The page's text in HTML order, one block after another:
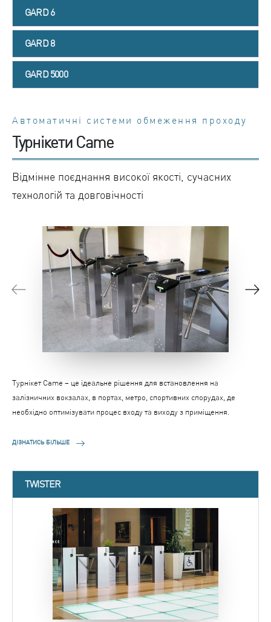
GARD 6
GARD 8
GARD 5000
Автоматичні системи обмеження проходу
Турнікети Came
Відмінне поєднання високої якості, сучасних
технологій та довговічності
Турнікет Came – це ідеальне рішення для встановлення на
залізничних вокзалах, в портах, метро, спортивних спорудах, де
необхідно оптимізувати процес входу та виходу з приміщення.
ДІЗНАТИСЬ БІЛЬШЕ
TWISTER